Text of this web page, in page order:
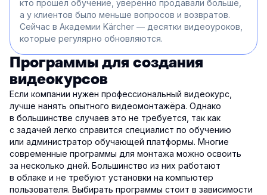
кто прошёл обучение, уверенно продавали больше,
а у клиентов было меньше вопросов и возвратов.
Сейчас в Академии Kärcher — десятки видеоуроков,
которые регулярно обновляются.
Программы для создания
видеокурсов
Если компании нужен профессиональный видеокурс,
лучше нанять опытного видеомонтажёра. Однако
в большинстве случаев это не требуется, так как
с задачей легко справится специалист по обучению
или администратор обучающей платформы. Многие
современные программы для монтажа можно освоить
за несколько дней. Большинство из них работают
в облаке и не требуют установки на компьютер
пользователя. Выбирать программы стоит в зависимости